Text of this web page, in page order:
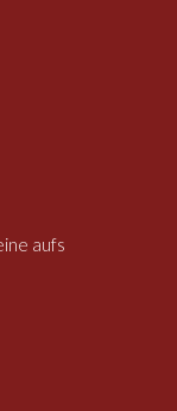
aufs